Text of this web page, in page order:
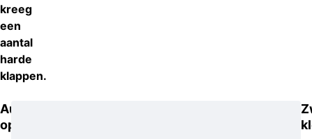
kreeg
een
aantal
harde
klappen.
Auto’s
opengebroken